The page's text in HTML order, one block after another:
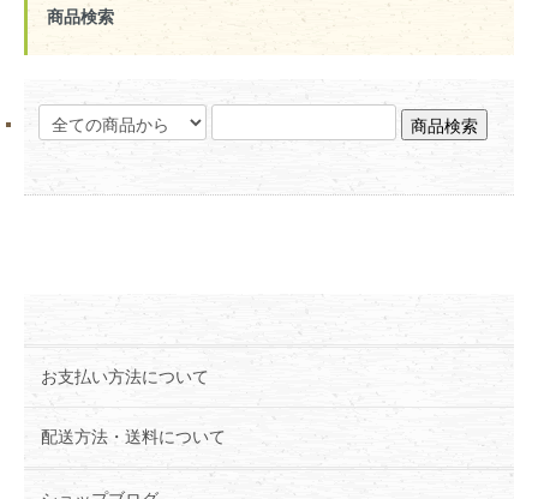
商品検索
お支払い方法について
配送方法・送料について